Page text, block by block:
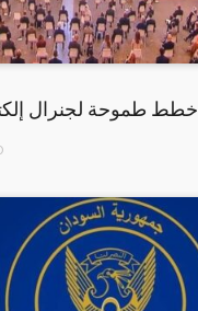
خطط طموحة لجنرال